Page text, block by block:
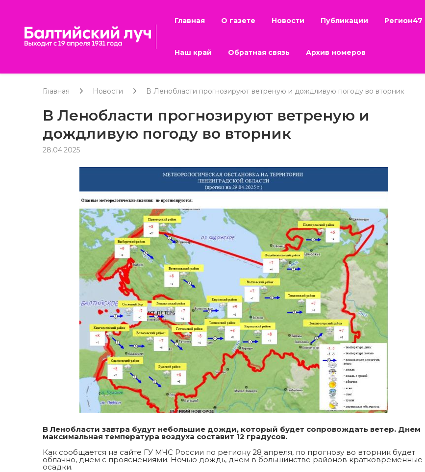
Главная О газете Новости Публикации Регион47
Наш край Обратная связь Архив номеров
Главная Новости В Ленобласти прогнозируют ветреную и дождливую погоду во вторник
В Ленобласти прогнозируют ветреную и
дождливую погоду во вторник
28.04.2025
В Ленобласти завтра будут небольшие дожди, который будет сопровождать ветер. Днем
максимальная температура воздуха составит 12 градусов.
Как сообщается на сайте ГУ МЧС России по региону 28 апреля, по прогнозу во вторник будет
облачно, днем с прояснениями. Ночью дождь, днем в большинстве районов кратковременные
осадки.